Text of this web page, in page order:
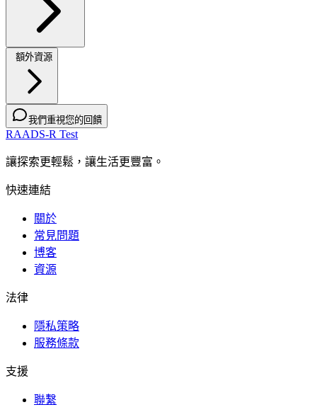
額外資源
我們重視您的回饋
RAADS-R Test
讓探索更輕鬆，讓生活更豐富。
快速連結
關於
常見問題
博客
資源
法律
隱私策略
服務條款
支援
聯繫